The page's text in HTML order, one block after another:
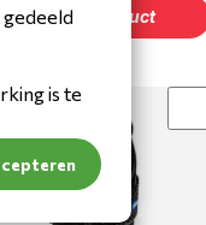
Bekijk product
is te